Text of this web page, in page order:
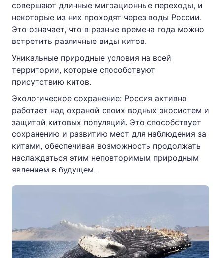
совершают длинные миграционные переходы, и
некоторые из них проходят через воды России.
Это означает, что в разные времена года можно
встретить различные виды китов.
Уникальные природные условия на всей
территории, которые способствуют
присутствию китов.
Экологическое сохранение: Россия активно
работает над охраной своих водных экосистем и
защитой китовых популяций. Это способствует
сохранению и развитию мест для наблюдения за
китами, обеспечивая возможность продолжать
наслаждаться этим неповторимым природным
явлением в будущем.